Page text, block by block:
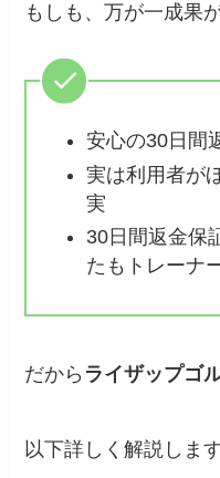
もしも、万が一成果
安心の30日間
実は利用者が
実
30日間返金保
たもトレーナ
だから ライザップゴ
以下詳しく解説します